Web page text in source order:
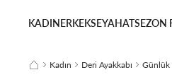
KADINERKEKSEYAHATSEZON
Kadın Deri Ayakkabı Günlük